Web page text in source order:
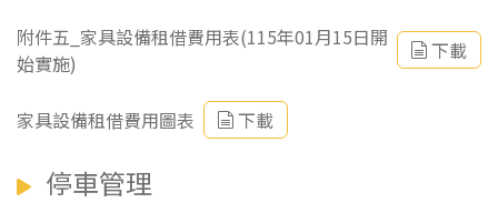
附件五_家具設備租借費用表(115年01月15日開
始實施)
下載
家具設備租借費用圖表 下載
停車管理